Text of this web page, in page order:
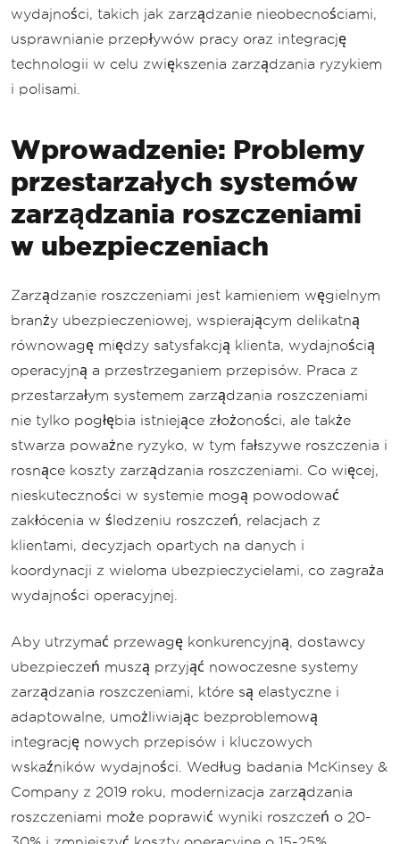
wydajności, takich jak zarządzanie nieobecnościami,
usprawnianie przepływów pracy oraz integrację
technologii w celu zwiększenia zarządzania ryzykiem
i polisami.
Wprowadzenie: Problemy
przestarzałych systemów
zarządzania roszczeniami
w ubezpieczeniach
Zarządzanie roszczeniami jest kamieniem węgielnym
branży ubezpieczeniowej, wspierającym delikatną
równowagę między satysfakcją klienta, wydajnością
operacyjną a przestrzeganiem przepisów. Praca z
przestarzałym systemem zarządzania roszczeniami
nie tylko pogłębia istniejące złożoności, ale także
stwarza poważne ryzyko, w tym fałszywe roszczenia i
rosnące koszty zarządzania roszczeniami. Co więcej,
nieskuteczności w systemie mogą powodować
zakłócenia w śledzeniu roszczeń, relacjach z
klientami, decyzjach opartych na danych i
koordynacji z wieloma ubezpieczycielami, co zagraża
wydajności operacyjnej.
Aby utrzymać przewagę konkurencyjną, dostawcy
ubezpieczeń muszą przyjąć nowoczesne systemy
zarządzania roszczeniami, które są elastyczne i
adaptowalne, umożliwiając bezproblemową
integrację nowych przepisów i kluczowych
wskaźników wydajności. Według badania McKinsey &
Company z 2019 roku, modernizacja zarządzania
roszczeniami może poprawić wyniki roszczeń o 20-